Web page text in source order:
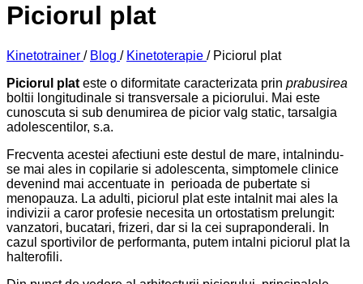
Piciorul plat
Kinetotrainer / Blog / Kinetoterapie / Piciorul plat
Piciorul plat este o diformitate caracterizata prin prabusirea
boltii longitudinale si transversale a piciorului. Mai este
cunoscuta si sub denumirea de picior valg static, tarsalgia
adolescentilor, s.a.
Frecventa acestei afectiuni este destul de mare, intalnindu-
se mai ales in copilarie si adolescenta, simptomele clinice
devenind mai accentuate in perioada de pubertate si
menopauza. La adulti, piciorul plat este intalnit mai ales la
indivizii a caror profesie necesita un ortostatism prelungit:
vanzatori, bucatari, frizeri, dar si la cei supraponderali. In
cazul sportivilor de performanta, putem intalni piciorul plat la
halterofili.